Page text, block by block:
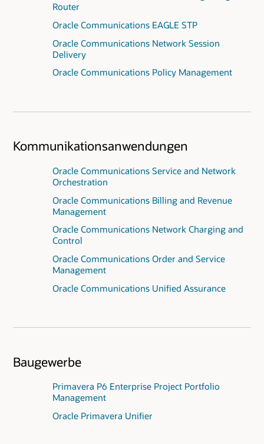
Router
Oracle Communications EAGLE STP
Oracle Communications Network Session
Delivery
Oracle Communications Policy Management
Kommunikationsanwendungen
Oracle Communications Service and Network
Orchestration
Oracle Communications Billing and Revenue
Management
Oracle Communications Network Charging and
Control
Oracle Communications Order and Service
Management
Oracle Communications Unified Assurance
Baugewerbe
Primavera P6 Enterprise Project Portfolio
Management
Oracle Primavera Unifier